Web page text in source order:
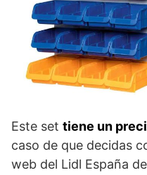
Este set tiene un
caso de que decidas
web del Lidl España